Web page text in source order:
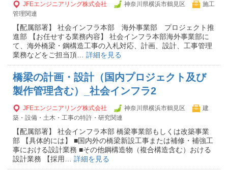
JFEエンジニアリング株式会社 神奈川県横浜市鶴見区
施工
管理関連
【配属部署】 社会インフラ本部 海外事業部 プロジェクト推
進部 【お任せする業務内容】 社会インフラ本部海外事業部に
て、海外橋梁・鋼構造工事の入札対応、計画、設計、工事管理
業務などをご担当頂… 詳細を見る
橋梁の計画・設計（国内プロジェクト及び
製作管理含む）_社会インフラ2
JFEエンジニアリング株式会社 神奈川県横浜市鶴見区
建
築・設備・土木・工事の特許・研究関連
【配属部署】 社会インフラ本部 橋梁事業部もしくは改築事業
部 【具体的には】 ■国内外の橋梁新設工事または補修・補強工
事における設計業務 ■その他鋼構造物（複合構造含む）おける
設計業務 【採用… 詳細を見る